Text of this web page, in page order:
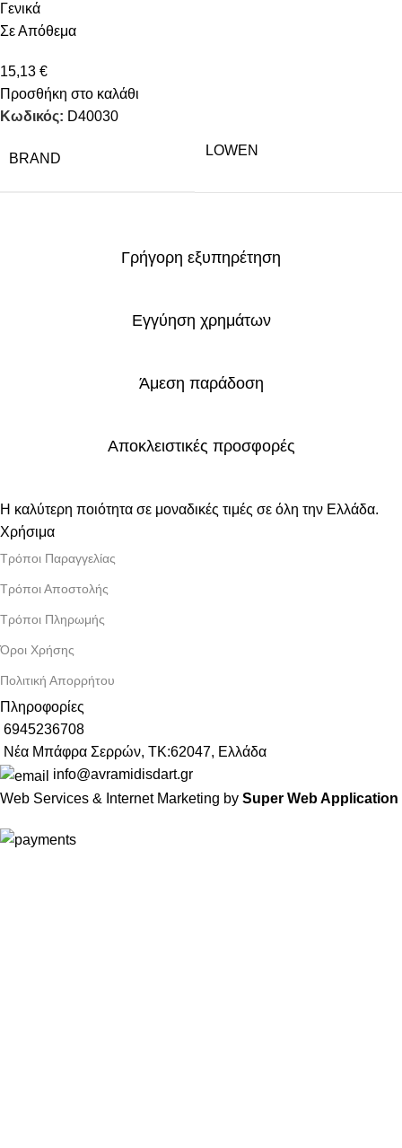
Γενικά
Σε Απόθεμα
15,13 €
Προσθήκη στο καλάθι
Κωδικός: D40030
BRAND
LOWEN
Γρήγορη εξυπηρέτηση
Εγγύηση χρημάτων
Άμεση παράδοση
Αποκλειστικές προσφορές
Η καλύτερη ποιότητα σε μοναδικές τιμές σε όλη την Ελλάδα.
Χρήσιμα
Τρόποι Παραγγελίας
Τρόποι Αποστολής
Τρόποι Πληρωμής
Όροι Χρήσης
Πολιτική Απορρήτου
Πληροφορίες
6945236708
Νέα Μπάφρα Σερρών, ΤΚ:62047, Ελλάδα
info@avramidisdart.gr
Web Services & Internet Marketing by Super Web Application